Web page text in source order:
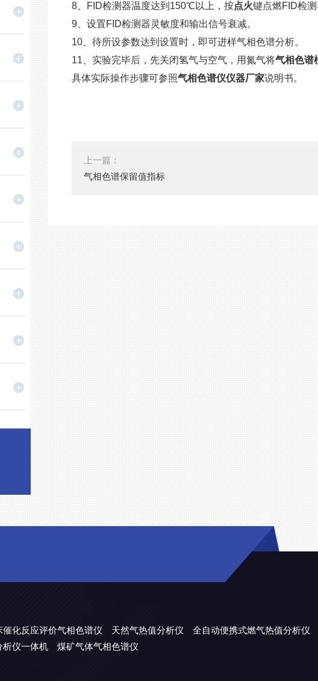
8、FID检测器温度达到150℃以上，按点火键点燃FID检测
9、设置FID检测器灵敏度和输出信号衰减。
10、待所设参数达到设置时，即可进样气相色谱分析。
11、实验完毕后，先关闭氢气与空气，用氮气将气相色谱
具体实际操作步骤可参照气相色谱仪仪器厂家说明书。
上一篇：
气相色谱保留值指标
催化反应评价气相色谱仪 天然气热值分析仪
全自动便携式燃气热值分析仪
析仪一体机
煤矿气体气相色谱仪